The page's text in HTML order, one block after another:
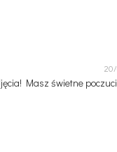
Masz świetne